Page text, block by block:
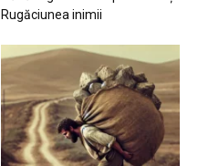
Rugăciunea inimii